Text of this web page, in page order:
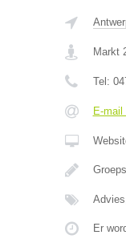
Markt
Tel:
E-mail
Er